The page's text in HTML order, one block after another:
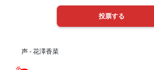
声 - 花澤香菜